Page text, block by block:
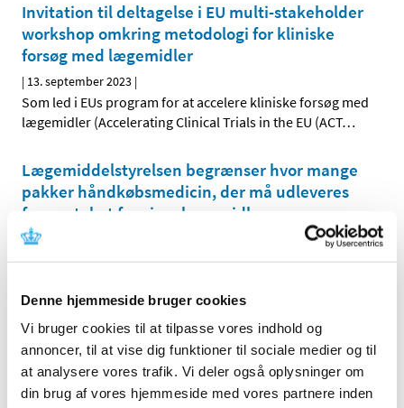
Denne hjemmeside bruger cookies
Vi bruger cookies til at tilpasse vores indhold og
annoncer, til at vise dig funktioner til sociale medier og til
at analysere vores trafik. Vi deler også oplysninger om
din brug af vores hjemmeside med vores partnere inden
Invitation til deltagelse i EU multi-stakeholder
workshop omkring metodologi for kliniske
forsøg med lægemidler
| 13. september 2023 |
Som led i EUs program for at accelere kliniske forsøg med
lægemidler (Accelerating Clinical Trials in the EU (ACT…
Lægemiddelstyrelsen begrænser hvor mange
pakker håndkøbsmedicin, der må udleveres
fra apoteket for visse lægemidler
|12. september 2023
Fremover kan kunder på apoteket højst købe to pakker
EU-kommissionen har godkendt den nye
variantopdaterede vaccine imod covid-19
|11. september 2023|
Efter indstilling fra Det Europæiske Lægemiddelagentur